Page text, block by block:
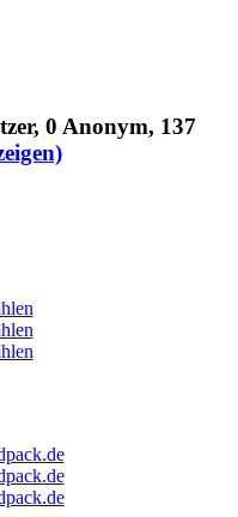
, 0 Anonym, 137